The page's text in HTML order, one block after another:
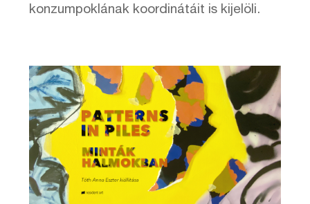
konzumpoklának koordinátáit is kijelöli.